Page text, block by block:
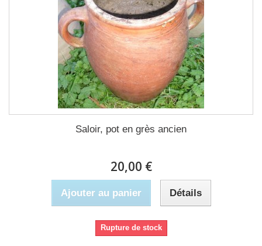
Saloir, pot en grès ancien
20,00 €
Ajouter au panier Détails
Rupture de stock